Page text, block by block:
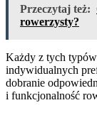
Przeczytaj też:
rowerzysty?
Każdy z tych
indywidualnych
dobranie
i funkcjonalność